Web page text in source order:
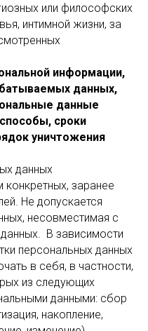
или философских
интимной жизни, за
информации,
данных,
данные
сроки
уничтожения
данных
конкретных, заранее
Не допускается
несовместимая с
В зависимости
персональных данных
в себя, в частности,
из следующих
данными: сбор
накопление,